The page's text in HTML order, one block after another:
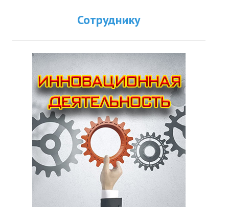
Сотруднику